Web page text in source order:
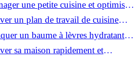
une petite cuisine et optimiser
carré ?
un plan de travail de cuisine
étape par étape
un baume à lèvres hydratant et
sa maison rapidement et